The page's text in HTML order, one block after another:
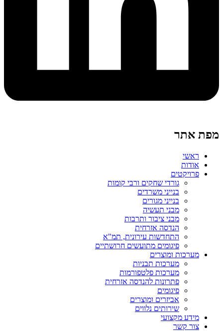
מפת אתר
ראשי
אודות
פרויקטים
גורדי שחקים ורבי קומות
בנייני משרדים
בנייני מגורים
מבני תעשיה
מבני ציבור ותרבות
הנדסה אזרחית
התחדשות עירונית, תמ"א
פיגומים מתועשים חרושתיים
מערכות ומוצרים
מערכות תבניות
מערכות פלטפורמות
פתרונות להנדסה אזרחית
פיגומים
אביזרים ומוצרים
שירותים נלווים
מידע מקצועי
צור קשר